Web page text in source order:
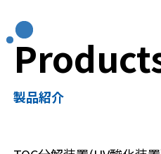
製品紹介